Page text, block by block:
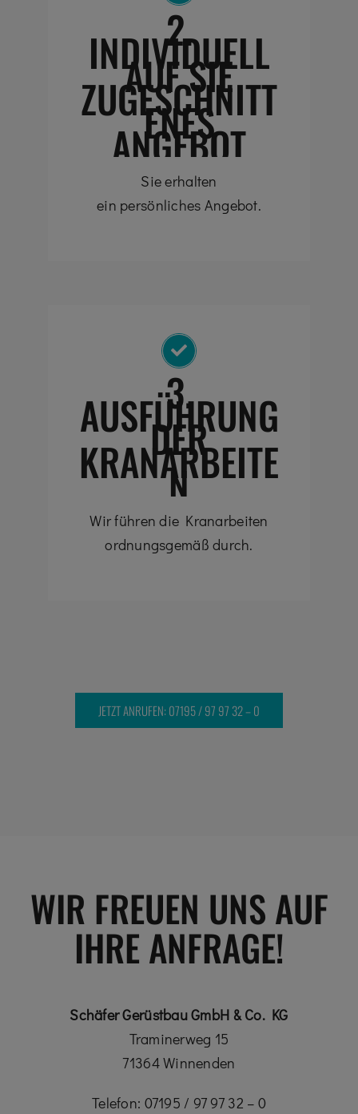
2.
INDIVIDUELL
AUF SIE
ZUGESCHNITT
ENES
ANGEBOT
Sie erhalten
ein persönliches Angebot.
3.
AUSFÜHRUNG
DER
KRANARBEITE
N
Wir führen die Kranarbeiten
ordnungsgemäß durch.
JETZT ANRUFEN: 07195 / 97 97 32 – 0
WIR FREUEN UNS AUF
IHRE ANFRAGE!
Schäfer Gerüstbau GmbH & Co. KG
Traminerweg 15
71364 Winnenden
Telefon: 07195 / 97 97 32 – 0